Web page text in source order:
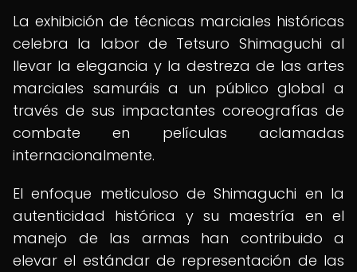
La exhibición de técnicas marciales históricas
celebra la labor de Tetsuro Shimaguchi al
llevar la elegancia y la destreza de las artes
marciales samuráis a un público global a
través de sus impactantes coreografías de
combate en películas aclamadas
internacionalmente.
El enfoque meticuloso de Shimaguchi en la
autenticidad histórica y su maestría en el
manejo de las armas han contribuido a
elevar el estándar de representación de las